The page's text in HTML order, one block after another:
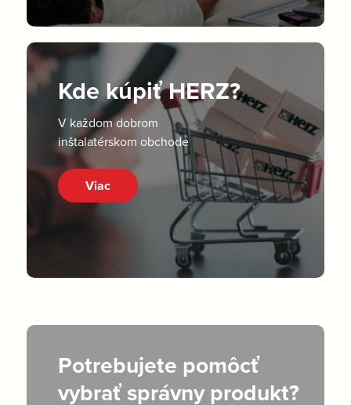
Kde kúpiť HERZ?
V každom dobrom
inštalatérskom obchode
Viac
Potrebujete pomôcť
vybrať správny produkt?